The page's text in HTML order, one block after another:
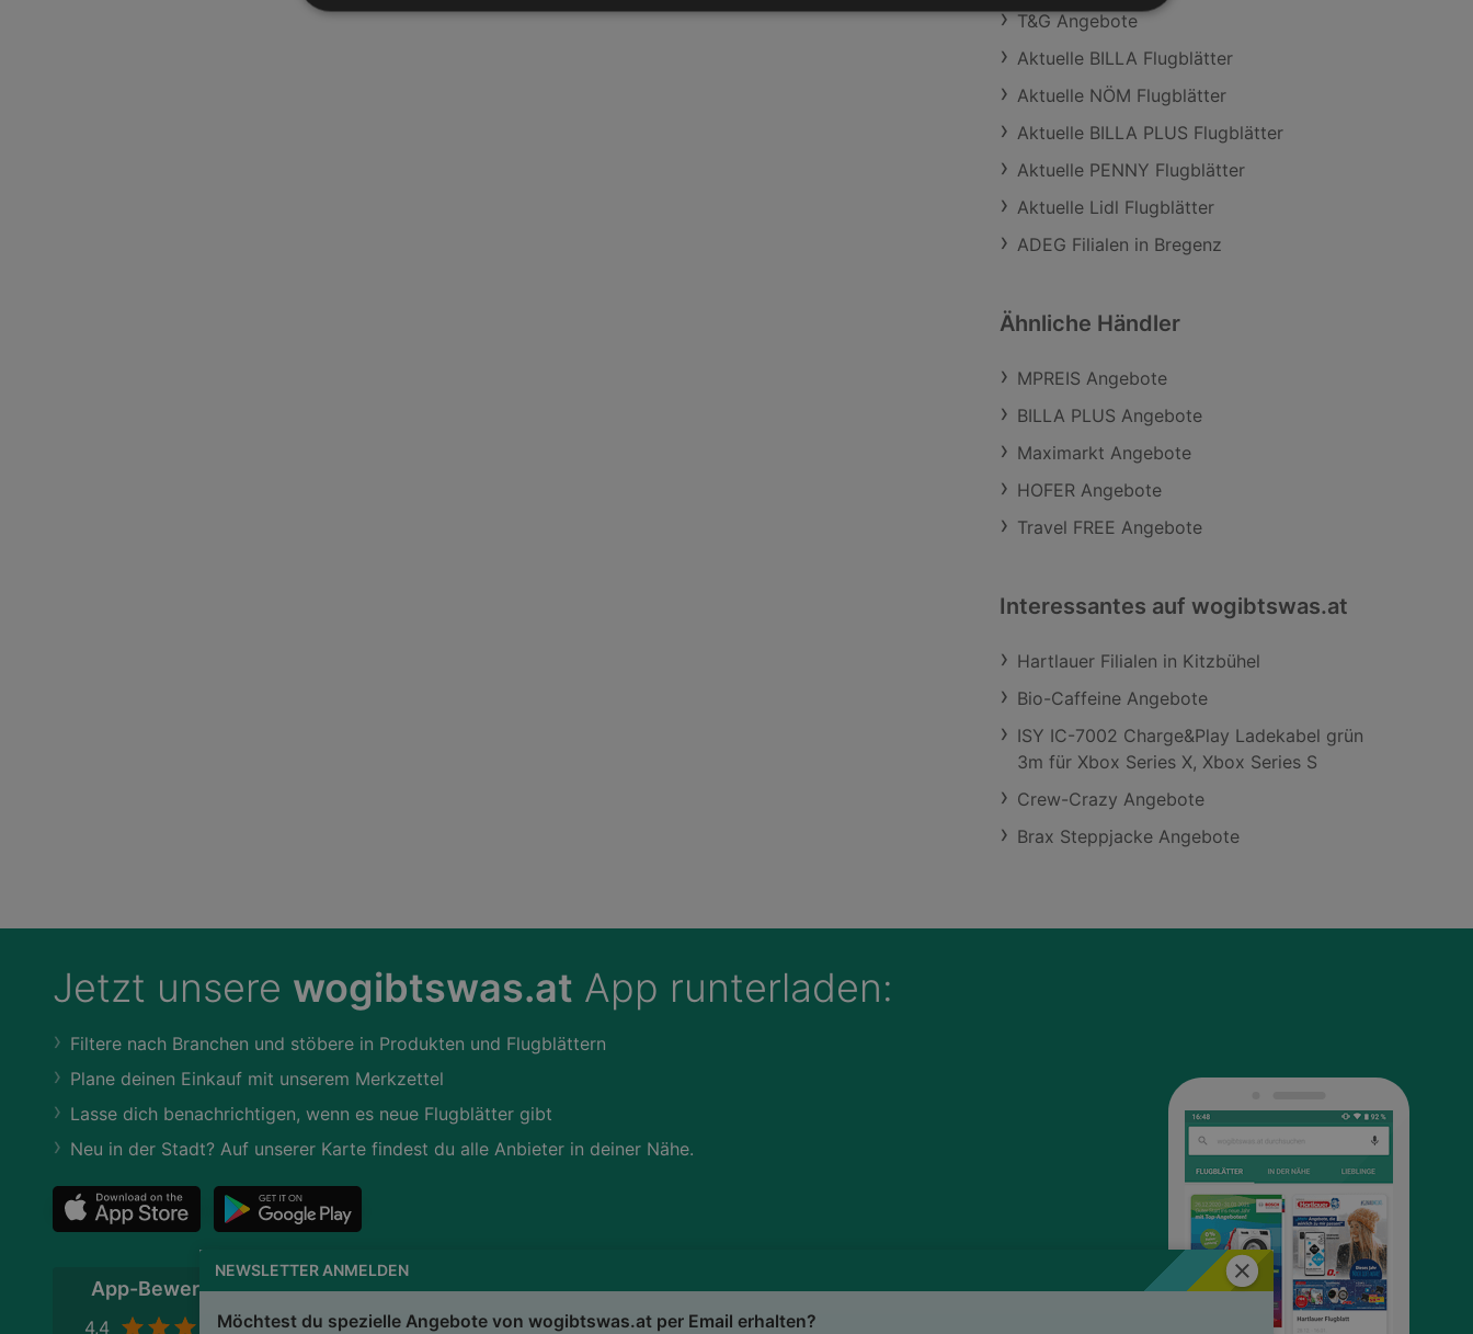
Schließen
NEWSLETTER ANMELDEN
Möchtest du spezielle Angebote von wogibtswas.at per Email erhalten?
T&G Angebote
Aktuelle BILLA Flugblätter
Aktuelle NÖM Flugblätter
Aktuelle BILLA PLUS Flugblätter
Aktuelle PENNY Flugblätter
Aktuelle Lidl Flugblätter
ADEG Filialen in Bregenz
Ähnliche Händler
MPREIS Angebote
BILLA PLUS Angebote
Maximarkt Angebote
HOFER Angebote
Travel FREE Angebote
Interessantes auf wogibtswas.at
Hartlauer Filialen in Kitzbühel
Bio-Caffeine Angebote
ISY IC-7002 Charge&Play Ladekabel grün
3m für Xbox Series X, Xbox Series S
Crew-Crazy Angebote
Brax Steppjacke Angebote
Jetzt unsere wogibtswas.at App runterladen:
Filtere nach Branchen und stöbere in Produkten und Flugblättern
Plane deinen Einkauf mit unserem Merkzettel
Lasse dich benachrichtigen, wenn es neue Flugblätter gibt
Neu in der Stadt? Auf unserer Karte findest du alle Anbieter in deiner Nähe.
App-Bewertung
4,4